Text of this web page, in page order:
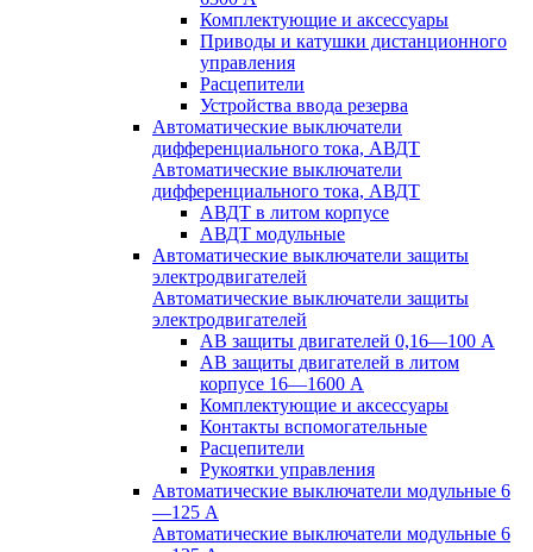
Комплектующие и аксессуары
Приводы и катушки дистанционного
управления
Расцепители
Устройства ввода резерва
Автоматические выключатели
дифференциального тока, АВДТ
Автоматические выключатели
дифференциального тока, АВДТ
АВДТ в литом корпусе
АВДТ модульные
Автоматические выключатели защиты
электродвигателей
Автоматические выключатели защиты
электродвигателей
АВ защиты двигателей 0,16—100 А
АВ защиты двигателей в литом
корпусе 16—1600 А
Комплектующие и аксессуары
Контакты вспомогательные
Расцепители
Рукоятки управления
Автоматические выключатели модульные 6
—125 А
Автоматические выключатели модульные 6